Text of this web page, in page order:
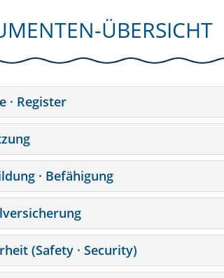
ÜBERSICHT
· Register
· Befähigung
(Safety · Security)